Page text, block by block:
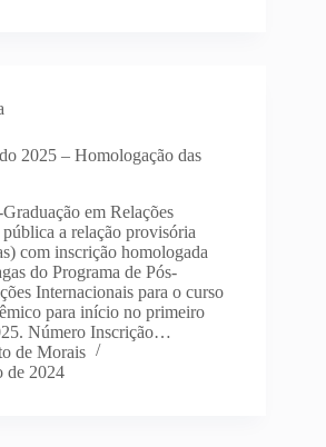
2025 – Homologação das
em Relações
a relação provisória
com inscrição homologada
do Programa de Pós-
Internacionais para o curso
para início no primeiro
Número Inscrição…
de Morais
de 2024